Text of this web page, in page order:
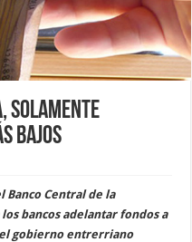
solamente
bajos
Banco Central de la
bancos adelantar fondos a
gobierno entrerriano